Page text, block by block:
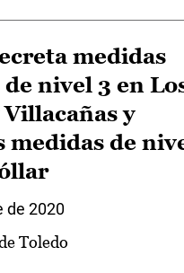
medidas
de nivel 3 en
Villacañas y
medidas de
de 2020
Toledo